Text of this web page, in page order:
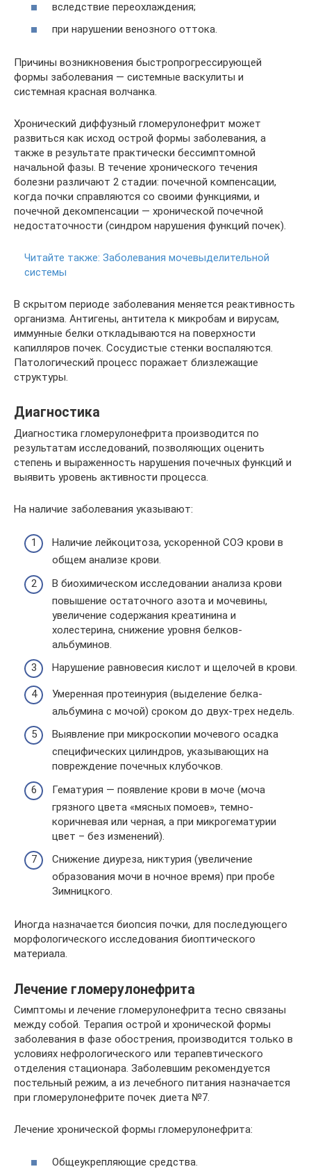
вследствие переохлаждения;
при нарушении венозного оттока.
Причины возникновения быстропрогрессирующей
формы заболевания — системные васкулиты и
системная красная волчанка.
Хронический диффузный гломерулонефрит может
развиться как исход острой формы заболевания, а
также в результате практически бессимптомной
начальной фазы. В течение хронического течения
болезни различают 2 стадии: почечной компенсации,
когда почки справляются со своими функциями, и
почечной декомпенсации — хронической почечной
недостаточности (синдром нарушения функций почек).
Читайте также: Заболевания мочевыделительной
системы
В скрытом периоде заболевания меняется реактивность
организма. Антигены, антитела к микробам и вирусам,
иммунные белки откладываются на поверхности
капилляров почек. Сосудистые стенки воспаляются.
Патологический процесс поражает близлежащие
структуры.
Диагностика
Диагностика гломерулонефрита производится по
результатам исследований, позволяющих оценить
степень и выраженность нарушения почечных функций и
выявить уровень активности процесса.
На наличие заболевания указывают:
Наличие лейкоцитоза, ускоренной СОЭ крови в
общем анализе крови.
В биохимическом исследовании анализа крови
повышение остаточного азота и мочевины,
увеличение содержания креатинина и
холестерина, снижение уровня белков-
альбуминов.
Нарушение равновесия кислот и щелочей в крови.
Умеренная протеинурия (выделение белка-
альбумина с мочой) сроком до двух-трех недель.
Выявление при микроскопии мочевого осадка
специфических цилиндров, указывающих на
повреждение почечных клубочков.
Гематурия — появление крови в моче (моча
грязного цвета «мясных помоев», темно-
коричневая или черная, а при микрогематурии
цвет – без изменений).
Снижение диуреза, никтурия (увеличение
образования мочи в ночное время) при пробе
Зимницкого.
Иногда назначается биопсия почки, для последующего
морфологического исследования биоптического
материала.
Лечение гломерулонефрита
Симптомы и лечение гломерулонефрита тесно связаны
между собой. Терапия острой и хронической формы
заболевания в фазе обострения, производится только в
условиях нефрологического или терапевтического
отделения стационара. Заболевшим рекомендуется
постельный режим, а из лечебного питания назначается
при гломерулонефрите почек диета №7.
Лечение хронической формы гломерулонефрита:
Общеукрепляющие средства.